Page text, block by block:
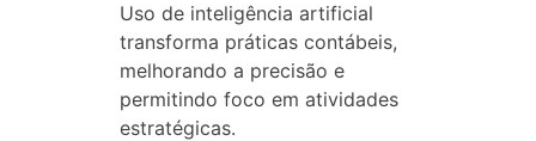
Uso de inteligência artificial
transforma práticas contábeis,
melhorando a precisão e
permitindo foco em atividades
estratégicas.